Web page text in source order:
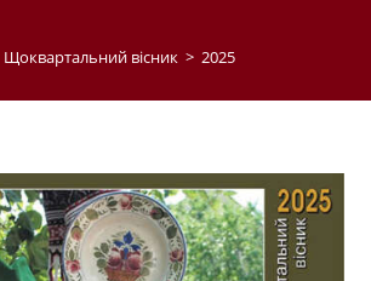
Щоквартальний вісник > 2025